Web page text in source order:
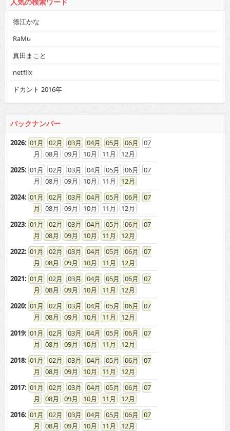
人気の検索ワード
徳江かな
RaMu
真田まこと
netflix
ドカント 2016年
バックナンバー
2026: 01 02 03 04 05 06
07
08
09 10 11
12
2025: 01 02 03 04 05 06
07
08
09 10 11
12
2024: 01 02 03 04 05 06
07
08
09 10 11
12
2023: 01 02 03 04 05 06
07
08
09 10 11
12
2022: 01 02 03 04 05 06
07
08
09 10 11
12
2021: 01 02 03 04 05 06
07
08
09 10 11
12
2020: 01 02 03 04 05 06
07
08
09 10 11
12
2019: 01 02 03 04 05 06
07
08
09 10 11
12
2018: 01 02 03 04 05 06
07
08
09 10 11
12
2017: 01 02 03 04 05 06
07
08
09 10 11
12
2016: 01 02 03 04 05 06
07
08
09 10 11
12